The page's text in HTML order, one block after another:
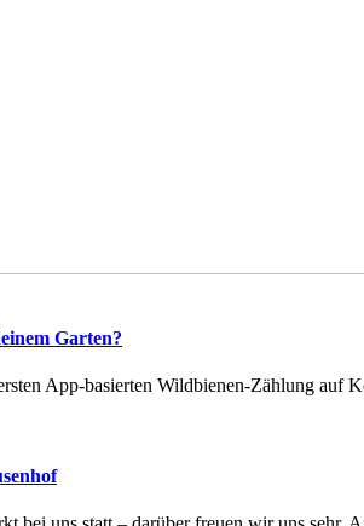
Garten?
App-basierten Wildbienen-Zählung auf